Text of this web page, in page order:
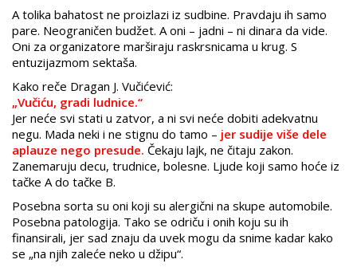
A tolika bahatost ne proizlazi iz sudbine. Pravdaju ih samo
pare. Neograničen budžet. A oni – jadni – ni dinara da vide.
Oni za organizatore marširaju raskrsnicama u krug. S
entuzijazmom sektaša.
Kako reče Dragan J. Vučićević:
„Vučiću, gradi ludnice.“
Jer neće svi stati u zatvor, a ni svi neće dobiti adekvatnu
negu. Mada neki i ne stignu do tamo – jer sudije više dele
aplauze nego presude. Čekaju lajk, ne čitaju zakon.
Zanemaruju decu, trudnice, bolesne. Ljude koji samo hoće iz
tačke A do tačke B.
Posebna sorta su oni koji su alergični na skupe automobile.
Posebna patologija. Tako se odriču i onih koju su ih
finansirali, jer sad znaju da uvek mogu da snime kadar kako
se „na njih zaleće neko u džipu“.